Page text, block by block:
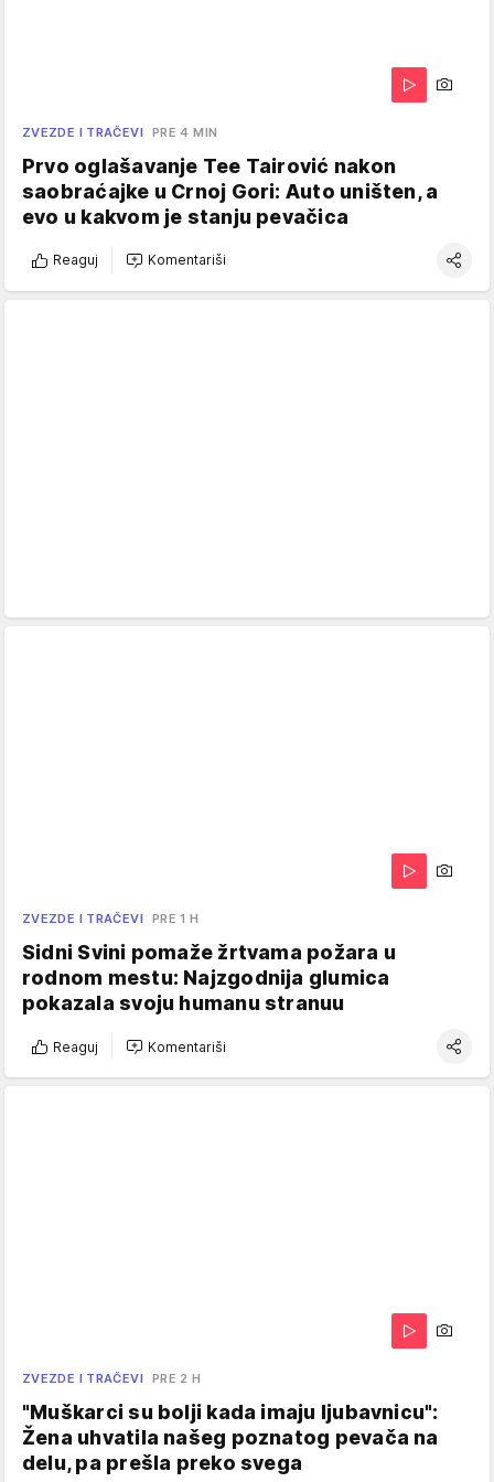
ZVEZDE I TRAČEVI PRE 4 MIN
Prvo oglašavanje Tee Tairović nakon
saobraćajke u Crnoj Gori: Auto uništen, a
evo u kakvom je stanju pevačica
Reaguj Komentariši
ZVEZDE I TRAČEVI PRE 1 H
Sidni Svini pomaže žrtvama požara u
rodnom mestu: Najzgodnija glumica
pokazala svoju humanu stranuu
Reaguj Komentariši
ZVEZDE I TRAČEVI PRE 2 H
"Muškarci su bolji kada imaju ljubavnicu":
Žena uhvatila našeg poznatog pevača na
delu, pa prešla preko svega